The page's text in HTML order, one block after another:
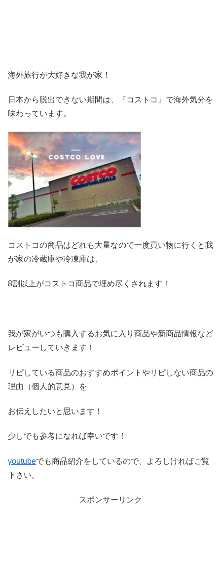
海外旅行が大好きな我が家！
日本から脱出できない期間は、『コストコ』 で海外気分を
味わっています。
コストコの商品はどれも大量なので一度買い物に行くと我
が家の冷蔵庫や冷凍庫は、
8割以上がコストコ商品で埋め尽くされます！
我が家がいつも購入するお気に入り商品や新商品情報など
レビ ューしていきます！
リピしている商品のおすすめポイントやリピしない商品の
理由（個人的意見）を
お伝えしたいと思います！
少しでも参考になれば幸いです！
youtubeでも商品紹介をしているので、よろしければご覧
下さい。
スポンサーリンク